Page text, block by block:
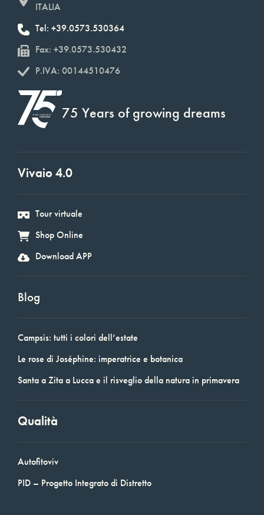
ITALIA
Tel: +39.0573.530364
Fax: +39.0573.530432
P.IVA: 00144510476
75 Years of growing dreams
Vivaio 4.0
Tour virtuale
Shop Online
Download APP
Blog
Campsis: tutti i colori dell’estate
Le rose di Joséphine: imperatrice e botanica
Santa a Zita a Lucca e il risveglio della natura in primavera
Qualità
Autofitoviv
PID – Progetto Integrato di Distretto